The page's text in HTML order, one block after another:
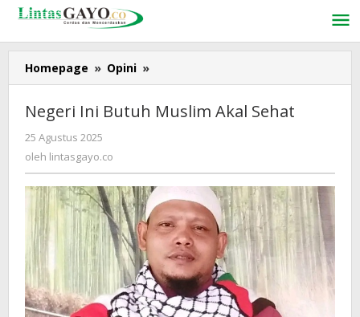
Lewati
konten
Homepage » Opini »
Ini
Muslim
Negeri Ini Butuh Muslim Akal Sehat
25 Agustus 2025
lintasgayo.co
oleh lintasgayo.co